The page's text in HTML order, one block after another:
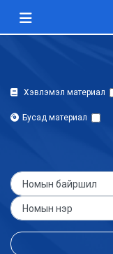
Хэвлэмэл материал
Бусад материал